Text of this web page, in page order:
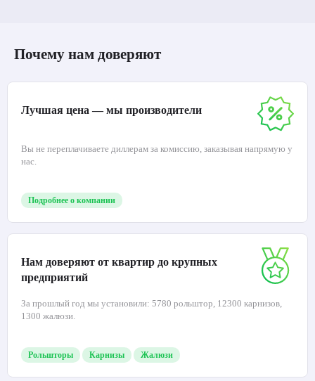
Почему нам доверяют
Лучшая цена — мы производители
Вы не переплачиваете диллерам за комиссию, заказывая напрямую у
нас.
Подробнее о компании
Нам доверяют от квартир до крупных
предприятий
За прошлый год мы установили: 5780 рольштор, 12300 карнизов,
1300 жалюзи.
Рольшторы Карнизы Жалюзи